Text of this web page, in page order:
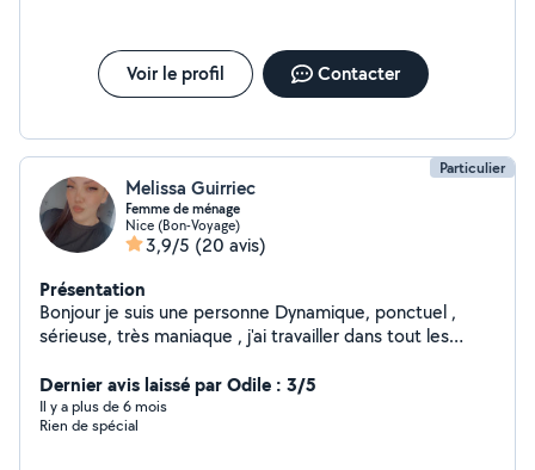
Voir le profil Contacter
Particulier
Melissa Guirriec
Femme de ménage
Nice (Bon-Voyage)
3,9/5 (20 avis)
Présentation
Bonjour je suis une personne Dynamique, ponctuel ,
sérieuse, très maniaque , j'ai travailler dans tout les
Airbnb , agent hospitalier , remise en état , ménage
Dernier avis laissé par Odile : 3/5
Il y a plus de 6 mois
Rien de spécial